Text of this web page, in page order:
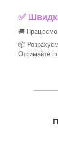
✅
🚚 Працюємо
📦
Отримайте